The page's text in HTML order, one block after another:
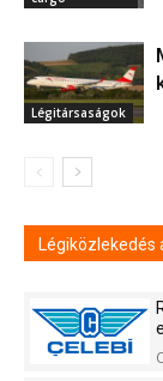
Légitársaságok
Légiközlekedés